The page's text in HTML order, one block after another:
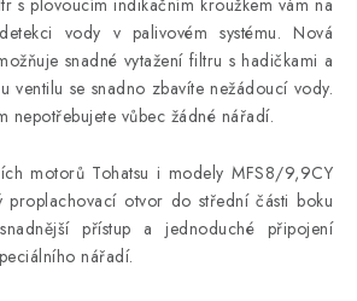
s plovoucím indikačním kroužkem vám na
vody v palivovém systému. Nová
snadné vytažení filtru s hadičkami a
ventilu se snadno zbavíte nežádoucí vody.
nepotřebujete vůbec žádné nářadí.
motorů Tohatsu i modely MFS8/9,9CY
proplachovací otvor do střední části boku
přístup a jednoduché připojení
nářadí.